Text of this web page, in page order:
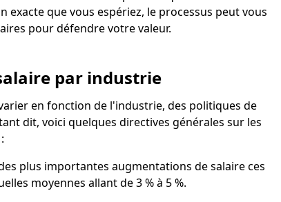
que vous espériez, le processus peut vous
pour défendre votre valeur.
par industrie
en fonction de l'industrie, des politiques de
dit, voici quelques directives générales sur les
plus importantes augmentations de salaire ces
moyennes allant de 3 % à 5 %.